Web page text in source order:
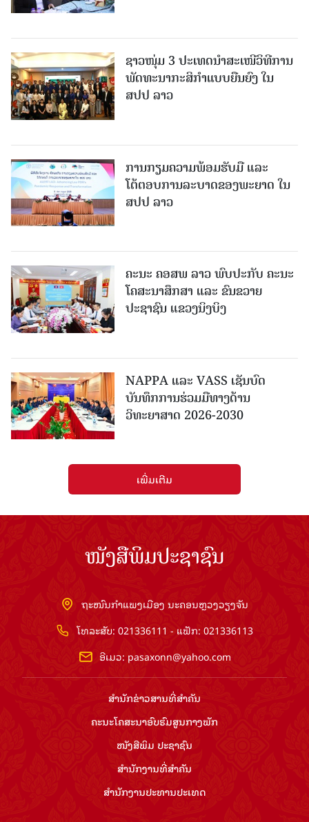
ຊາວໜຸ່ມ 3 ປະເທດນຳສະເໜີວິທີການ
ພັດທະນາກະສິກຳແບບຍືນຍົງ ໃນ
ສປປ ລາວ
ການກຽມຄວາມພ້ອມຮັບມື ແລະ
ໂຕ້ຕອບການລະບາດຂອງພະຍາດ ໃນ
ສປປ ລາວ
ຄະນະ ຄອສພ ລາວ ພົບປະກັບ ຄະນະ
ໂຄສະນາສຶກສາ ແລະ ຂົນຂວາຍ
ປະຊາຊົນ ແຂວງນິງບິງ
NAPPA ແລະ VASS ເຊັນບົດ
ບັນທຶກການຮ່ວມມືທາງດ້ານ
ວິທະຍາສາດ 2026-2030
ເພີ່ມເຕີມ
ໜັງສືພິມປະຊາຊົນ
ຖະໜົນກຳແພງເມືອງ ນະຄອນຫຼວງວຽງຈັນ
ໂທລະສັບ: 021336111 - ແຟັກ: 021336113
ອີເມວ: pasaxonn@yahoo.com
ສຳ​ນັກ​ຂ່າວ​ສານ​ທີ່​ສຳ​ຄັນ​
ຄະນະໂຄສະນາອົບຮົມ​ສູນ​ກາງ​ພັກ
ໜັງສືພິມ ປະ​ຊາ​ຊົນ
ສຳ​ນັກ​ງານ​ທີ່​ສຳ​ຄັນ
ສຳ​ນັກ​ງານ​ປະ​ທານ​ປະ​ເທດ